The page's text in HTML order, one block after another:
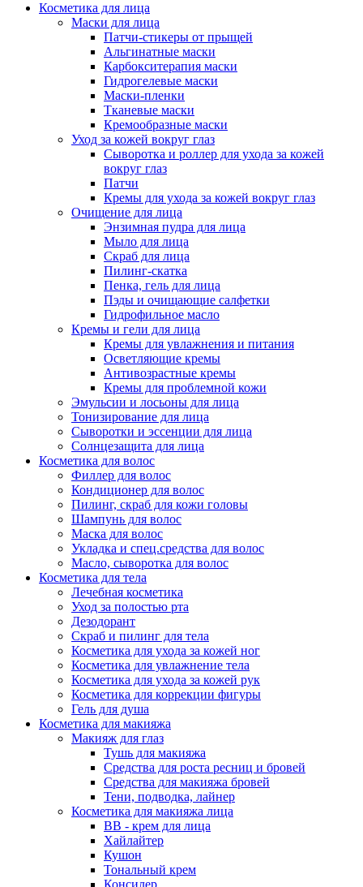
Косметика для лица
Маски для лица
Патчи-стикеры от прыщей
Альгинатные маски
Карбокситерапия маски
Гидрогелевые маски
Маски-пленки
Тканевые маски
Кремообразные маски
Уход за кожей вокруг глаз
Сыворотка и роллер для ухода за кожей
вокруг глаз
Патчи
Кремы для ухода за кожей вокруг глаз
Очищение для лица
Энзимная пудра для лица
Мыло для лица
Скраб для лица
Пилинг-скатка
Пенка, гель для лица
Пэды и очищающие салфетки
Гидрофильное масло
Кремы и гели для лица
Кремы для увлажнения и питания
Осветляющие кремы
Антивозрастные кремы
Кремы для проблемной кожи
Эмульсии и лосьоны для лица
Тонизирование для лица
Сыворотки и эссенции для лица
Солнцезащита для лица
Косметика для волос
Филлер для волос
Кондиционер для волос
Пилинг, скраб для кожи головы
Шампунь для волос
Маска для волос
Укладка и спец.средства для волос
Масло, сыворотка для волос
Косметика для тела
Лечебная косметика
Уход за полостью рта
Дезодорант
Скраб и пилинг для тела
Косметика для ухода за кожей ног
Косметика для увлажнение тела
Косметика для ухода за кожей рук
Косметика для коррекции фигуры
Гель для душа
Косметика для макияжа
Макияж для глаз
Тушь для макияжа
Средства для роста ресниц и бровей
Средства для макияжа бровей
Тени, подводка, лайнер
Косметика для макияжа лица
ВВ - крем для лица
Хайлайтер
Кушон
Тональный крем